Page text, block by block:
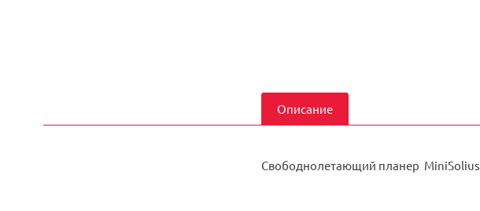
Описание
Свободнолетающий планер MiniSolius